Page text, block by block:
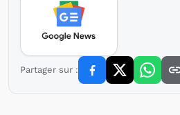
Partager sur :